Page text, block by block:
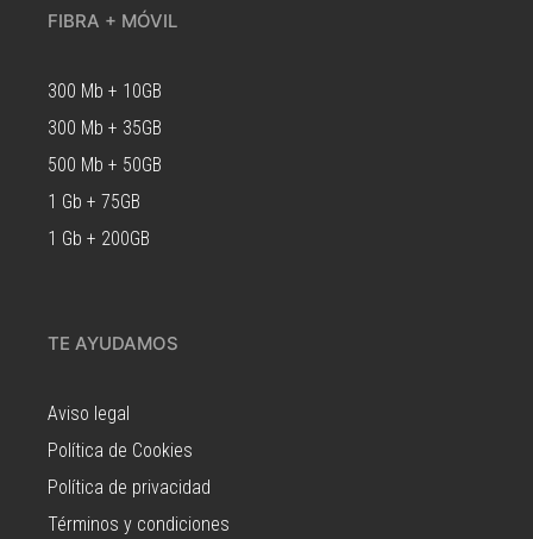
FIBRA + MÓVIL
300 Mb + 10GB
300 Mb + 35GB
500 Mb + 50GB
1 Gb + 75GB
1 Gb + 200GB
TE AYUDAMOS
Aviso legal
Política de Cookies
Política de privacidad
Términos y condiciones